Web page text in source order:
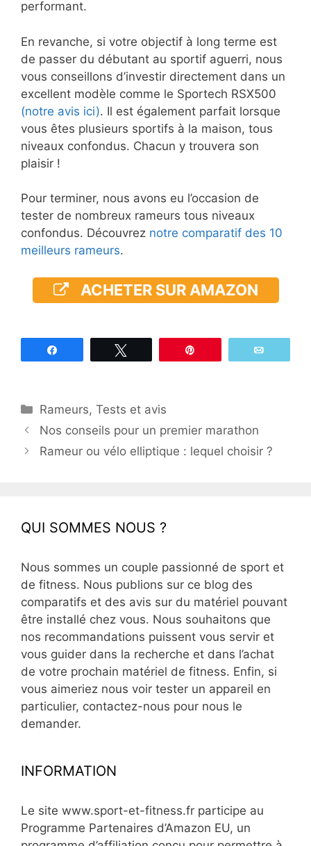
performant.
En revanche, si votre objectif à long terme est
de passer du débutant au sportif aguerri, nous
vous conseillons d’investir directement dans un
excellent modèle comme le Sportech RSX500
(notre avis ici). Il est également parfait lorsque
vous êtes plusieurs sportifs à la maison, tous
niveaux confondus. Chacun y trouvera son
plaisir !
Pour terminer, nous avons eu l’occasion de
tester de nombreux rameurs tous niveaux
confondus. Découvrez notre comparatif des 10
meilleurs rameurs.
ACHETER SUR AMAZON
Catégories
Rameurs,Tests et avis
Nos conseils pour un premier marathon
Rameur ou vélo elliptique : lequel choisir ?
QUI SOMMES NOUS ?
Nous sommes un couple passionné de sport et
de fitness. Nous publions sur ce blog des
comparatifs et des avis sur du matériel pouvant
être installé chez vous. Nous souhaitons que
nos recommandations puissent vous servir et
vous guider dans la recherche et dans l’achat
de votre prochain matériel de fitness. Enfin, si
vous aimeriez nous voir tester un appareil en
particulier, contactez-nous pour nous le
demander.
INFORMATION
Le site www.sport-et-fitness.fr participe au
Programme Partenaires d’Amazon EU, un